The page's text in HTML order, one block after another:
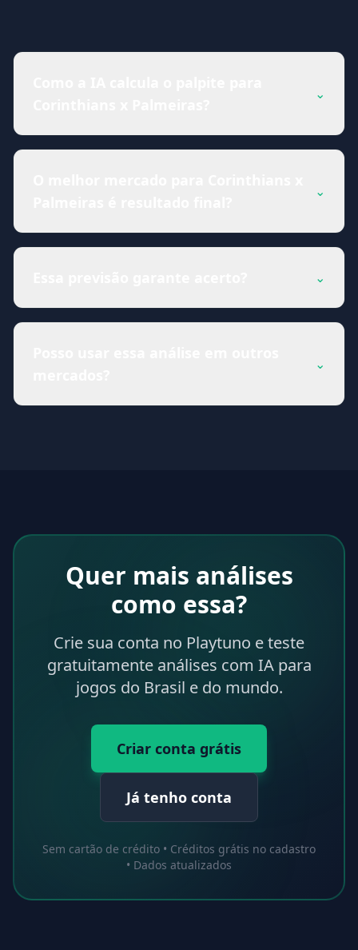
⌄
⌄
⌄
⌄
Quer mais análises
como essa?
Crie sua conta no Playtuno e teste
gratuitamente análises com IA para
jogos do Brasil e do mundo.
Criar conta grátis
Já tenho conta
Sem cartão de crédito • Créditos grátis no cadastro
• Dados atualizados